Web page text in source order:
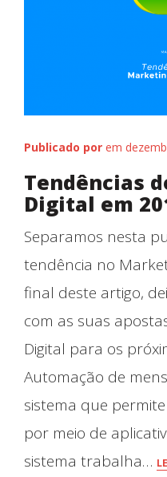
Publicado por em
Tendências
Digital em
Separamos nesta
tendência no
final deste artigo,
com as suas
Digital para os
Automação de
sistema que
por meio de
sistema trabalha…